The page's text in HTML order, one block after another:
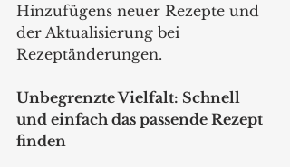
Hinzufügens neuer Rezepte und
der Aktualisierung bei
Rezeptänderungen.
Unbegrenzte Vielfalt: Schnell
und einfach das passende Rezept
finden